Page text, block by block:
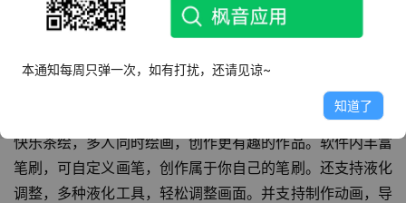
喜欢画画；如果你玩过板绘，试过手绘；如果你用过
SketchBook、Medibang、ArtFlow、Painter、Color等指
绘工具，却不得不把作品辛苦发布到贴吧、微博、QQ空
间；欢迎来到画世界APP，在这里，我们给绘画爱好者创造
一个创作和交流合一的平台！使用画世界App官方正版体验
快乐茶绘，多人同时绘画，创作更有趣的作品。软件内丰富
笔刷，可自定义画笔，创作属于你自己的笔刷。还支持液化
调整，多种液化工具，轻松调整画面。并支持制作动画，导
本通知每周只弹一次，如有打扰，还请见谅~
知道了